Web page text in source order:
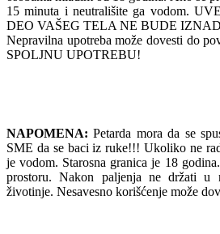
15 minuta i neutrališite ga vodom.
DEO VAŠEG TELA NE BUDE
Nepravilna upotreba može dovesti do
SPOLJNU UPOTREBU!
NAPOMENA: Petarda mora da se
SME da se baci iz ruke!!! Ukoliko ne
je vodom. Starosna granica je 18
prostoru. Nakon paljenja ne držati
životinje. Nesavesno korišćenje može